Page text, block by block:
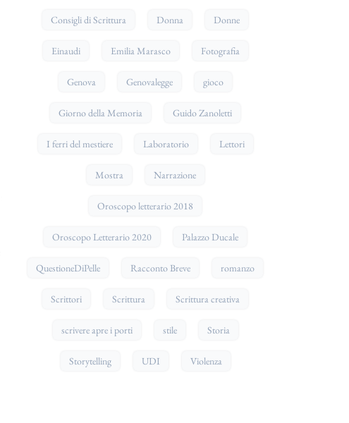
Consigli di Scrittura Donna Donne
Einaudi Emilia Marasco Fotografia
Genova Genovalegge gioco
Giorno della Memoria Guido Zanoletti
I ferri del mestiere Laboratorio Lettori
Mostra Narrazione
Oroscopo letterario 2018
Oroscopo Letterario 2020 Palazzo Ducale
QuestioneDiPelle Racconto Breve romanzo
Scrittori Scrittura Scrittura creativa
scrivere apre i porti stile Storia
Storytelling UDI Violenza